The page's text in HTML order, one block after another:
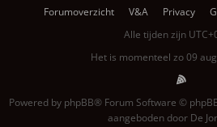
Forumoverzicht V&A Privacy
Alle tijden zijn
Het is momenteel zo 09
Powered by phpBB® Forum Software ©
aangeboden door De